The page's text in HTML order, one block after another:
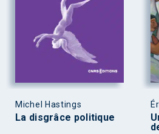
Michel Hastings
La disgrâce politique